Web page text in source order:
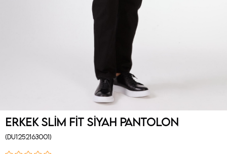
Erkek Slim Fit Siyah Pantolon
(DU1252163001)